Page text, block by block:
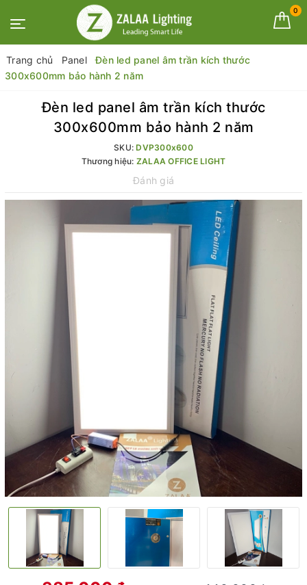
0
Trang chủ Panel
Đèn led panel âm trần kích thước
300x600mm bảo hành 2 năm
Đèn led panel âm trần kích thước
300x600mm bảo hành 2 năm
SKU:DVP300x600
Thương hiệu: ZALAA OFFICE LIGHT
Đánh giá